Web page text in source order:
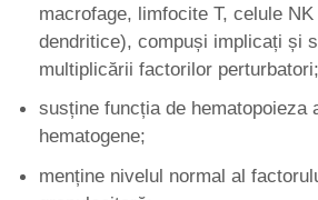
macrofage, limfocite T, celule
dendritice), compuși implicați și
multiplicării factorilor perturbatori;
susține funcția de hematopoieza
hematogene;
menține nivelul normal al